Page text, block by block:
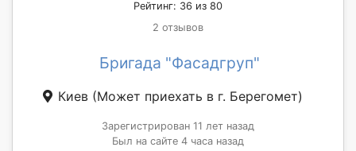
Рейтинг: 36 из 80
2 отзывов
Бригада "Фасадгруп"
Киев (Может приехать в г. Берегомет)
Зарегистрирован 11 лет назад
Был на сайте 4 часа назад